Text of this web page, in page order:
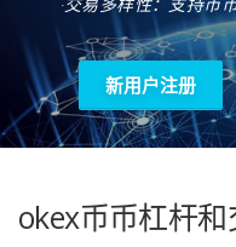
欧意APP资讯 易欧
新用户注册
okex币币杠杆